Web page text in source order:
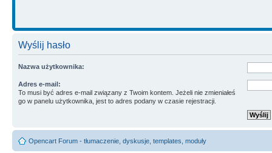
Wyślij hasło
Nazwa użytkownika:
Adres e-mail:
To musi być adres e-mail związany z Twoim kontem. Jeżeli nie zmieniałeś
go w panelu użytkownika, jest to adres podany w czasie rejestracji.
Opencart Forum - tłumaczenie, dyskusje, templates, moduły